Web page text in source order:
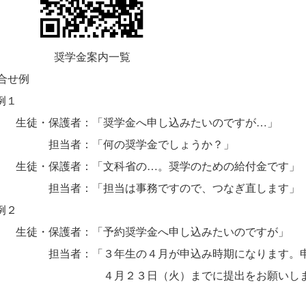
金案内一覧
せ例
１
生徒・保護者：「奨学金へ申し込みたいのですが…」
担当者：「何の奨学金でしょう
生徒・保護者：「文科省の…。奨学のための給付金です
担当者：「担当は事務ですので、つなぎ直します」
２
生徒・保護者：「予約奨学金へ申し込みたいのですが」
担当者：「３年生の４月が申込み時期になります。
４月２３日（火）までに提出をお願いし